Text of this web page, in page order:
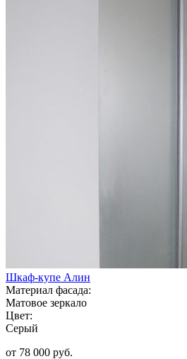
Шкаф-купе Алин
Материал фасада:
Матовое зеркало
Цвет:
Серый
от 78 000 руб.